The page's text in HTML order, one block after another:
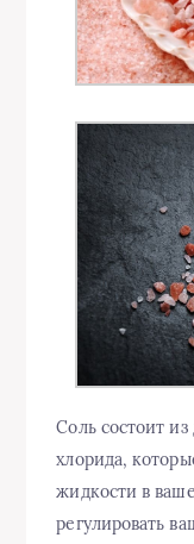
Соль состоит из
хлорида,
жидкости в
регулировать